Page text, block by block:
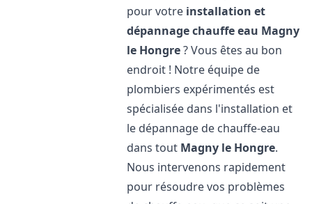
pour votre installation et
dépannage chauffe eau Magny
le Hongre? Vous êtes au bon
endroit ! Notre équipe de
plombiers expérimentés est
spécialisée dans l'installation et
le dépannage de chauffe-eau
dans tout Magny le Hongre.
Nous intervenons rapidement
pour résoudre vos problèmes